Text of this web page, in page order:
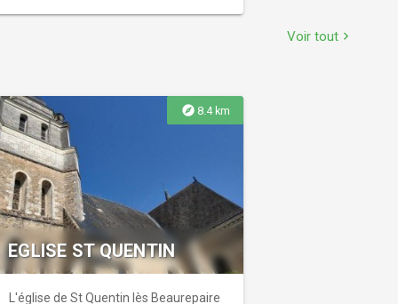
Voir tout chevron_right
explore 8.4 km
EGLISE ST QUENTIN
L'église de St Quentin lès Beaurepaire